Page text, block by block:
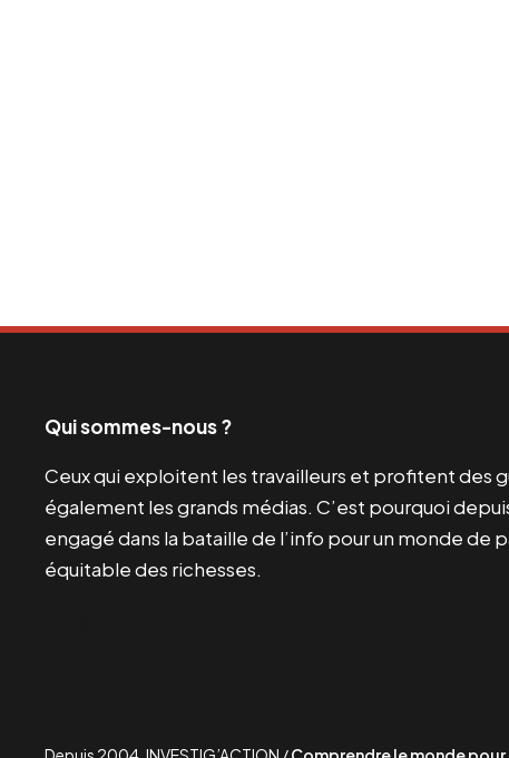
Qui sommes-nous ?
Ceux qui exploitent les travailleurs et profitent des
également les grands médias. C’est pourquoi
engagé dans la bataille de l’info pour un monde de
équitable des richesses.